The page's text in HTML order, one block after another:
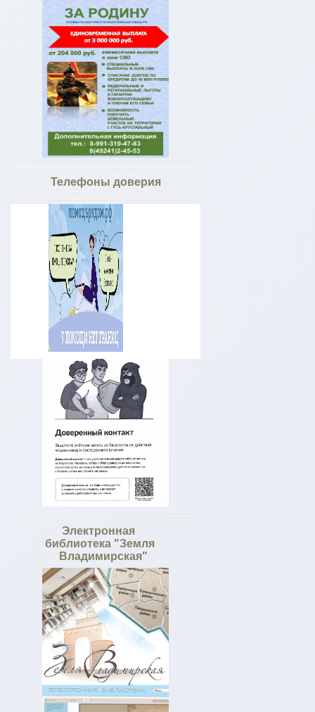
Телефоны доверия
Электронная
библиотека "Земля
Владимирская"